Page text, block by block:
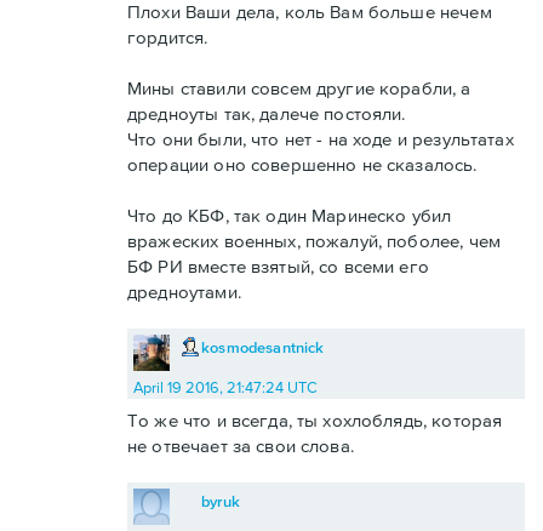
Плохи Ваши дела, коль Вам больше нечем
гордится.
Мины ставили совсем другие корабли, а
дредноуты так, далече постояли.
Что они были, что нет - на ходе и результатах
операции оно совершенно не сказалось.
Что до КБФ, так один Маринеско убил
вражеских военных, пожалуй, поболее, чем
БФ РИ вместе взятый, со всеми его
дредноутами.
kosmodesantnick
April 19 2016, 21:47:24 UTC
То же что и всегда, ты хохлоблядь, которая
не отвечает за свои слова.
byruk